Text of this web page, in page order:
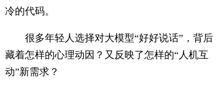
冷的代码。
很多年轻人选择对大模型“好好说话”，背后
藏着怎样的心理动因？又反映了怎样的“人机互
动”新需求？